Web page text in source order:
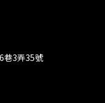
巷3弄35號